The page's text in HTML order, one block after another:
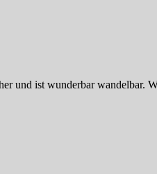
und ist wunderbar wandelbar.